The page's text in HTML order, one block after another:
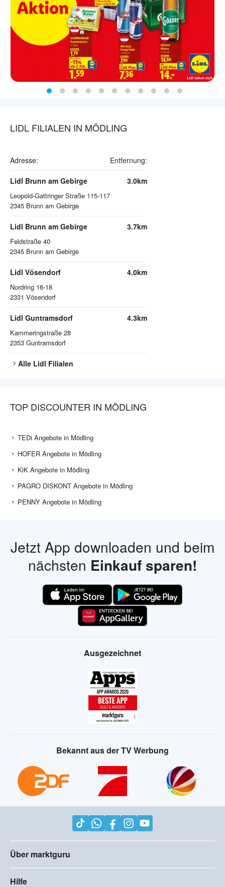
LIDL FILIALEN IN MÖDLING
Adresse: Entfernung:
Lidl Brunn am Gebirge
Leopold-Gattringer Straße 115-117
2345 Brunn am Gebirge
3.0km
Lidl Brunn am Gebirge
Feldstraße 40
2345 Brunn am Gebirge
3.7km
Lidl Vösendorf
Nordring 16-18
2331 Vösendorf
4.0km
Lidl Guntramsdorf
Kammeringstraße 28
2353 Guntramsdorf
4.3km
Alle Lidl Filialen
TOP DISCOUNTER IN MÖDLING
TEDi Angebote in Mödling
HOFER Angebote in Mödling
KiK Angebote in Mödling
PAGRO DISKONT Angebote in Mödling
PENNY Angebote in Mödling
Jetzt App downloaden und beim
nächsten Einkauf sparen!
Ausgezeichnet
Bekannt aus der TV Werbung
Über marktguru
Hilfe